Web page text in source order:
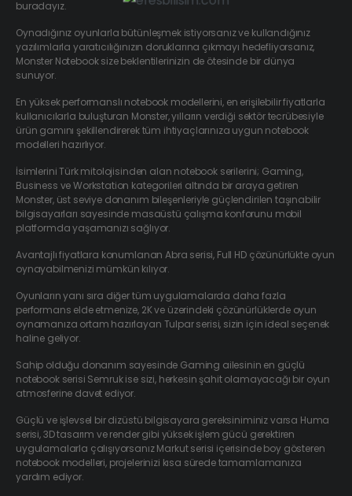
buradayız.
Oynadığınız oyunlarla bütünleşmek istiyorsanız ve kullandığınız
yazılımlarla yaratıcılığınızın doruklarına çıkmayı hedefliyorsanız,
Monster Notebook size beklentilerinizin de ötesinde bir dünya
sunuyor.
En yüksek performanslı notebook modellerini, en erişilebilir fiyatlarla
kullanıcılarla buluşturan Monster, yılların verdiği sektör tecrübesiyle
ürün gamını şekillendirerek tüm ihtiyaçlarınıza uygun notebook
modelleri hazırlıyor.
İsimlerini Türk mitolojisinden alan notebook serilerini; Gaming,
Business ve Workstation kategorileri altında bir araya getiren
Monster, üst seviye donanım bileşenleriyle güçlendirilen taşınabilir
bilgisayarları sayesinde masaüstü çalışma konforunu mobil
platformda yaşamanızı sağlıyor.
Avantajlı fiyatlara konumlanan Abra serisi, Full HD çözünürlükte oyun
oynayabilmenizi mümkün kılıyor.
Oyunların yanı sıra diğer tüm uygulamalarda daha fazla
performans elde etmenize, 2K ve üzerindeki çözünürlüklerde oyun
oynamanıza ortam hazırlayan Tulpar serisi, sizin için ideal seçenek
haline geliyor.
Sahip olduğu donanım sayesinde Gaming ailesinin en güçlü
notebook serisi Semruk ise sizi, herkesin şahit olamayacağı bir oyun
atmosferine davet ediyor.
Güçlü ve işlevsel bir dizüstü bilgisayara gereksiniminiz varsa Huma
serisi, 3D tasarım ve render gibi yüksek işlem gücü gerektiren
uygulamalarla çalışıyorsanız Markut serisi içerisinde boy gösteren
notebook modelleri, projelerinizi kısa sürede tamamlamanıza
yardım ediyor.